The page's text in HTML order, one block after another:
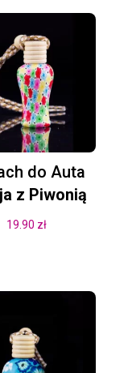
do Auta
z Piwonią
19.90 zł